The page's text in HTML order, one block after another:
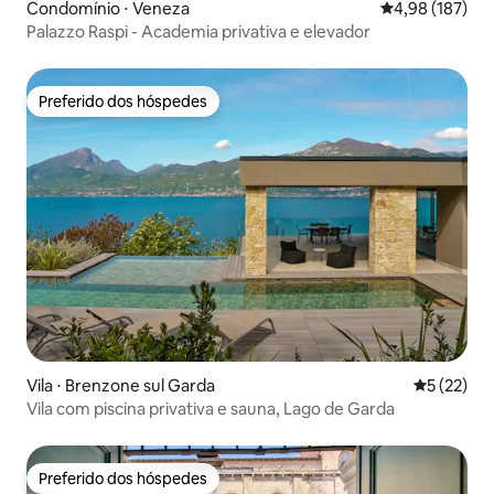
Condomínio ⋅ Veneza 4,98 de uma
4,98 (187)
Palazzo Raspi - Academia privativa e elevador
Preferido dos hóspedes
Preferido dos hóspedes
Vila ⋅ Brenzone sul Garda 5 de uma
5 (22)
Vila com piscina privativa e sauna, Lago de Garda
Preferido dos hóspedes
Preferido dos hóspedes